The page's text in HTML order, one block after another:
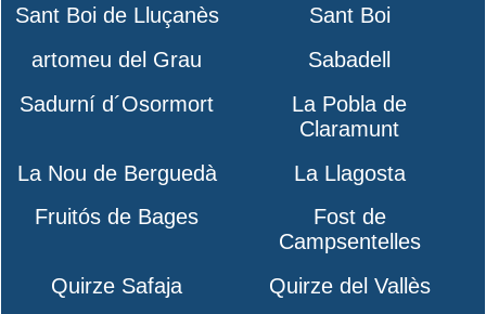
Sant Boi de Lluçanès
Sant Boi
artomeu del Grau
Sabadell
Sadurní d´Osormort
La Pobla de
Claramunt
La Nou de Berguedà
La Llagosta
Fruitós de Bages
Fost de
Campsentelles
Quirze Safaja
Quirze del Vallès